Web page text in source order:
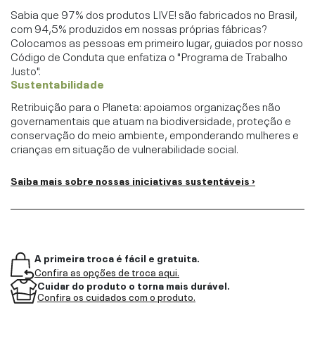
Sabia que 97% dos produtos LIVE! são fabricados no Brasil,
com 94,5% produzidos em nossas próprias fábricas?
Colocamos as pessoas em primeiro lugar, guiados por nosso
Código de Conduta que enfatiza o "Programa de Trabalho
Justo".
Sustentabilidade
Retribuição para o Planeta: apoiamos organizações não
governamentais que atuam na biodiversidade, proteção e
conservação do meio ambiente, emponderando mulheres e
crianças em situação de vulnerabilidade social.
Saiba mais sobre nossas iniciativas sustentáveis ›
A primeira troca é fácil e gratuita.
Confira as opções de troca aqui.
Cuidar do produto o torna mais durável.
Confira os cuidados com o produto.